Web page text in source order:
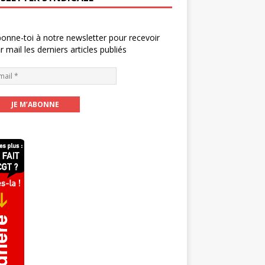
toi à notre newsletter pour recevoir
mail les derniers articles publiés